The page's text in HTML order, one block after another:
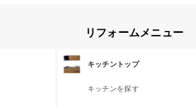
リフォームメニュー
キッチントップ
キッチンを探す